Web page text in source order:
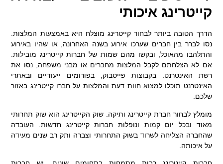
קייטרינג איכותי
הדרך הטובה ביותר לבחור קייטרינג מוצלח היא באמצעות המלצות.
נסו לברר בין חברים שערכו אירוע בשנה האחרונה, או שהיו באירוע
והתלהבו מהאוכל, ובקשו מהם שמות של חברות קייטרינג מובילות.
אם לא הצלחתם לקבל המלצות מחברים או מבני משפחה, נסו את
רשת האינטרנט. בקבוצות פייסבוק, בפורומים ייעודיים ובאתרי
האינטרנט תוכלו למצוא חוות דעת והמלצות על חברו קייטרינג באזור
שלכם.
מומלץ לבחור חברת קייטרינג ותיקה. שוק הקייטרינג הוא שוק תחרותי
מאוד ובכל יום קמות ונופלות חברות קייטרינג חדשות. העובדה
שהחברה הצליחה לשרוד בשוק התחרותי וצברה ותק רב שנים מעידה
על איכותה.